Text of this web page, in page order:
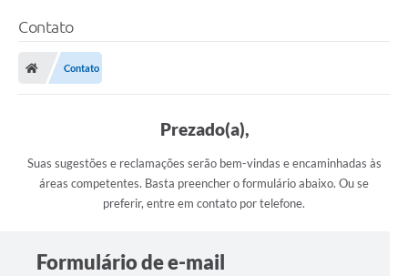
Contato
Contato
Prezado(a),
Suas sugestões e reclamações serão bem-vindas e encaminhadas às
áreas competentes. Basta preencher o formulário abaixo. Ou se
preferir, entre em contato por telefone.
Formulário de e-mail